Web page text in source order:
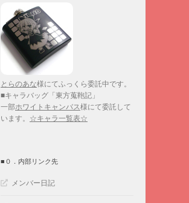
とらのあな様にてふっくら委託中です。
■キャラバッグ「東方蒐鞄記」
一部ホワイトキャンバス様にて委託して
います。 ☆キャラ一覧表☆
■０．内部リンク先
メンバー日記